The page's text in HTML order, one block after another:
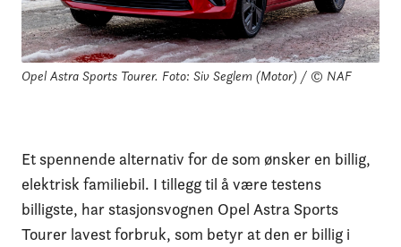
Opel Astra Sports Tourer. Foto: Siv Seglem (Motor) / © NAF
Et spennende alternativ for de som ønsker en billig,
elektrisk familiebil. I tillegg til å være testens
billigste, har stasjonsvognen Opel Astra Sports
Tourer lavest forbruk, som betyr at den er billig i